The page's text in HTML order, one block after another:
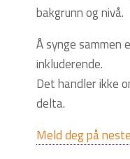
bakgrunn og nivå.
Å synge sammen
inkluderende.
Det handler ikke
delta.
Meld deg på